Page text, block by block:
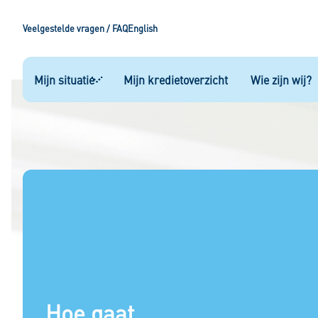
Veelgestelde vragen / FAQEnglish
Mijn situatie Mijn kredietoverzicht Wie zijn wij?